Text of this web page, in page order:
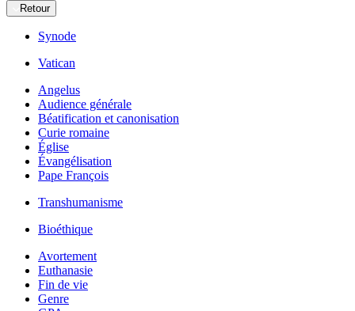
Retour
Synode
Vatican
Angelus
Audience générale
Béatification et canonisation
Curie romaine
Église
Évangélisation
Pape François
Transhumanisme
Bioéthique
Avortement
Euthanasie
Fin de vie
Genre